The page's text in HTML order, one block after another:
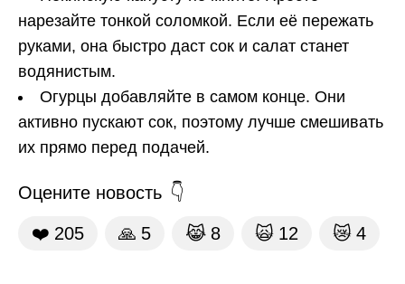
нарезайте тонкой соломкой. Если её пережать
руками, она быстро даст сок и салат станет
водянистым.
Огурцы добавляйте в самом конце. Они
активно пускают сок, поэтому лучше смешивать
их прямо перед подачей.
Оцените новость
❤️ 205 🙏 5 😹 8 🙀 12 😿 4